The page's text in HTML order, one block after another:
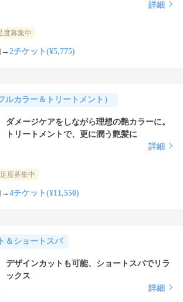
詳細
度募集中
→2チケット(¥5,775)
ルカラー＆トリートメント）
ダメージケアをしながら理想の艶カラーに。
トリートメントで、更に潤う艶髪に
詳細
度募集中
→4チケット(¥11,550)
＆ショートスパ
デザインカットも可能、ショートスパでリラ
ックス
詳細